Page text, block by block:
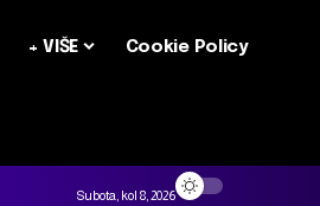
+ VIŠE Cookie Policy
Subota, kol 8, 2026